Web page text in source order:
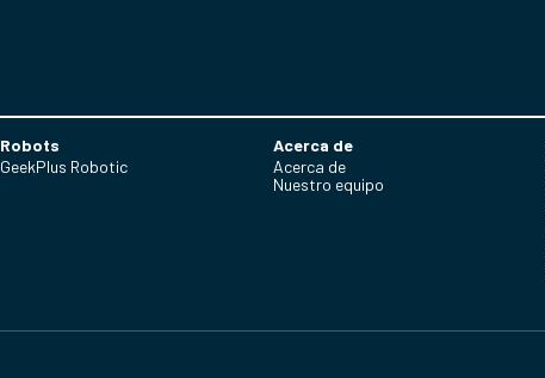
Robots
GeekPlus Robotic
Acerca de
Acerca de
Nuestro equipo